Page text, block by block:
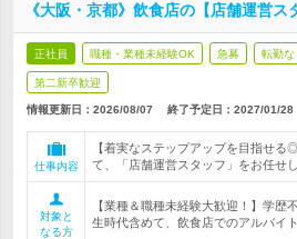
《大阪・京都》飲食店の【店舗運営
正社員 職種・業種未経験OK 急募 転勤な
第二新卒歓迎
情報更新日：2026/08/07 終了予定日： 2027/01/28
仕事内容
【着実なステップアップを目指せ
て、「店舗運営スタッフ」をお任せし
対象と
なる方
【業種＆職種未経験大歓迎！】学歴
生時代含めて、飲食店でのアルバイ